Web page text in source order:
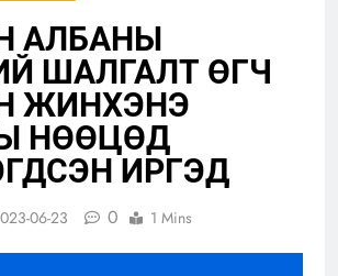
АЛБАНЫ
ШАЛГАЛТ ӨГЧ
ЖИНХЭНЭ
НӨӨЦӨД
ИРГЭД
06-23 0 1 Mins